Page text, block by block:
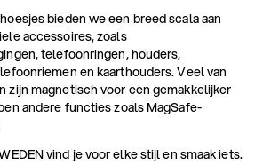
bieden we een breed scala aan
accessoires, zoals
telefoonringen, houders,
en kaarthouders. Veel van
zijn magnetisch voor een gemakkelijker
andere functies zoals MagSafe-
vind je voor elke stijl en smaak iets.